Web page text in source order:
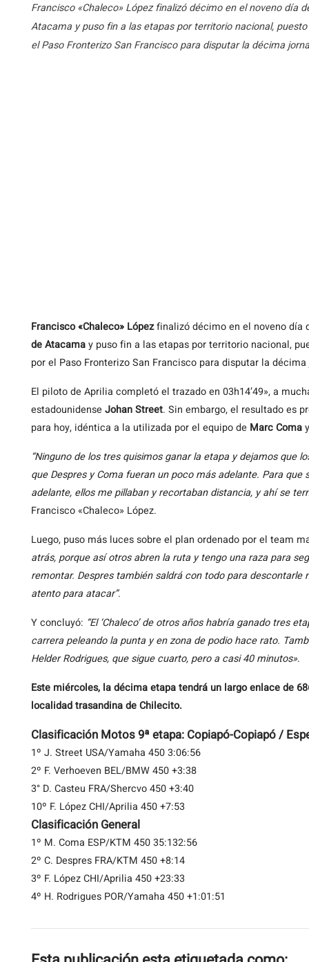
Francisco «Chaleco» López finalizó décimo en el noveno día
Atacama y puso fin a las etapas por territorio nacional,
el Paso Fronterizo San Francisco para disputar la décima
Francisco«Chaleco» Lópezfinalizó décimo en el noveno día
de Atacamay puso fin a las etapas por territorio nacional,
por el Paso Fronterizo San Francisco para disputar la décima
El piloto de Aprilia completó el trazado en 03h14’49», a
estadounidense Johan Street. Sin embargo, el resultado es
para hoy, idéntica a la utilizada por el equipo de Marc Coma
“Ninguno de los tres quisimos ganar la etapa y dejamos que
que Despres y Coma fueran un poco más adelante. Para
adelante, ellos me pillaban y recortaban distancia, y ahí se
Francisco «Chaleco» López.
Luego, puso más luces sobre el plan ordenado por el team
atrás, porque así otros abren la ruta y tengo una raza para
remontar. Despres también saldrá con todo para
atento para atacar”.
Y concluyó: “El ‘Chaleco’ de otros años habría ganado tres
carrera peleando la punta y en zona de podio hace rato.
Helder Rodrigues, que sigue cuarto, pero a casi 40 minutos».
Este miércoles, la décima etapa tendrá un largo enlace de
localidad trasandina de Chilecito.
Clasificación Motos 9ª etapa: Copiapó-Copiapó /
1º J. Street USA/Yamaha 450 3:06:56
2º F. Verhoeven BEL/BMW 450 +3:38
3° D. Casteu FRA/Shercvo 450 +3:40
10º F. López CHI/Aprilia 450 +7:53
Clasificación General
1º M. Coma ESP/KTM 450 35:132:56
2º C. Despres FRA/KTM 450 +8:14
3º F. López CHI/Aprilia 450 +23:33
4º H. Rodrigues POR/Yamaha 450 +1:01:51